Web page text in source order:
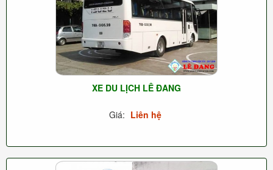
XE DU LỊCH LÊ ĐANG
Giá: Liên hệ